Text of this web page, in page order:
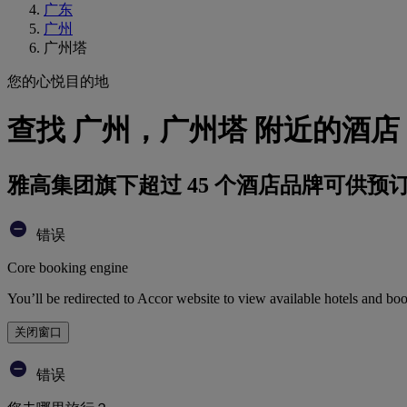
广东
广州
广州塔
您的心悦目的地
查找 广州，广州塔 附近的酒店
雅高集团旗下超过 45 个酒店品牌可供预
错误
Core booking engine
You’ll be redirected to Accor website to view available hotels and
关闭窗口
错误